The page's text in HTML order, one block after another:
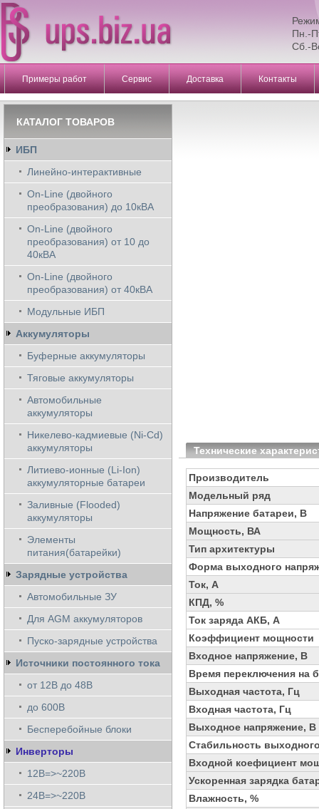
Пн.-
Сб.-
Примеры работ Сервис Доставка Контакты
Технические
Производитель
Модельный ряд
Напряжение батареи, В
Мощность, ВА
Тип архитектуры
Форма выходного
Ток, А
КПД, %
Ток заряда АКБ, А
Коэффициент мощности
Входное напряжение, В
Время переключения на
Выходная частота, Гц
Входная частота, Гц
Выходное напряжение, В
Стабильность
Входной коефициент
Ускоренная зарядка
Влажность, %
КАТАЛОГ ТОВАРОВ
ИБП
Линейно-интерактивные
On-Line (двойного
преобразования) до 10кВА
On-Line (двойного
преобразования) от 10 до
40кВА
On-Line (двойного
преобразования) от 40кВА
Модульные ИБП
Аккумуляторы
Буферные аккумуляторы
Тяговые аккумуляторы
Автомобильные
аккумуляторы
Никелево-кадмиевые (Ni-Cd)
аккумуляторы
Литиево-ионные (Li-Ion)
аккумуляторные батареи
Заливные (Flooded)
аккумуляторы
Элементы
питания(батарейки)
Зарядные устройства
Автомобильные ЗУ
Для AGM аккумуляторов
Пуско-зарядные устройства
Источники постоянного тока
от 12В до 48В
до 600В
Бесперебойные блоки
Инверторы
12В=>~220В
24В=>~220В